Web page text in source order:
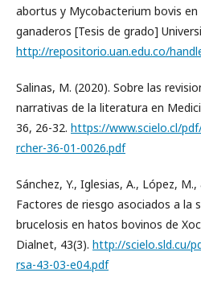
abortus y Mycobacterium bovis
ganaderos [Tesis de grado]
http://repositorio.uan.edu.co/
Salinas, M. (2020). Sobre las
narrativas de la literatura en
36, 26-32. https://www.scielo.cl/
rcher-36-01-0026.pdf
Sánchez, Y., Iglesias, A., López,
Factores de riesgo asociados a la
brucelosis en hatos bovinos de
Dialnet, 43(3). http://scielo.sld.cu/
rsa-43-03-e04.pdf